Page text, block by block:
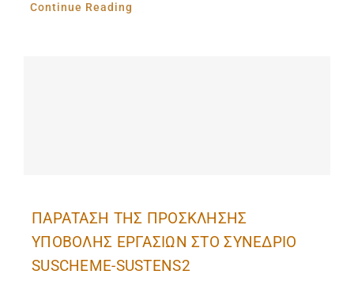
Continue Reading
ΠΑΡΑΤΑΣΗ ΤΗΣ ΠΡΟΣΚΛΗΣΗΣ
ΥΠΟΒΟΛΗΣ ΕΡΓΑΣΙΩΝ ΣΤΟ ΣΥΝΕΔΡΙΟ
SUSCHEME-SUSTENS2